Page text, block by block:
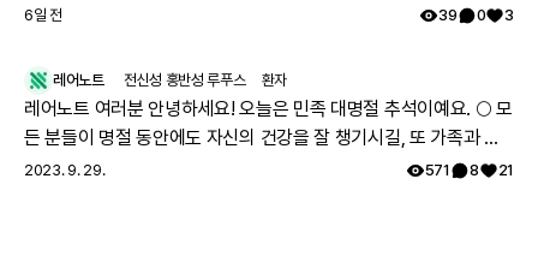
6일 전 39 0 3
레어노트 전신성 홍반성 루푸스 환자
레어노트 여러분 안녕하세요! 오늘은 민족 대명절 추석이예요. 🌕 모
든 분들이 명절 동안에도 자신의 건강을 잘 챙기시길, 또 가족과 함
께 따뜻하고 행복한 시간 보내시길 레어노트팀이 기원하겠습니다!
2023. 9. 29. 571 8 21